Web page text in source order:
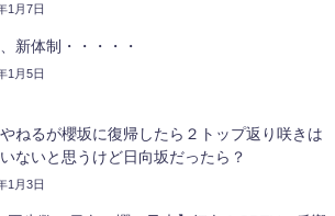
1月7日
新体制・・・・・
1月5日
ねるが櫻坂に復帰したら２トップ返り咲きは
ないと思うけど日向坂だったら？
1月3日